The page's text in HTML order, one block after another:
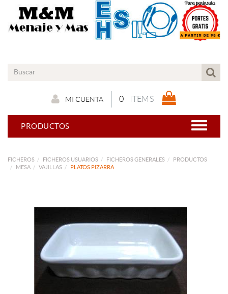
0 ITEMS
MI CUENTA
PRODUCTOS
FICHEROS FICHEROS USUARIOS FICHEROS GENERALES
PRODUCTOS
MESA
VAJILLAS PLATOS PIZARRA